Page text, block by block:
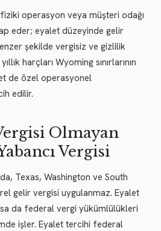
operasyon veya müşteri odağı
eder; eyalet düzeyinde gelir
şekilde vergisiz ve gizlilik
harçları Wyoming sınırlarının
de özel operasyonel
edilir.
Olmayan
Vergisi
Texas, Washington ve South
gelir vergisi uygulanmaz. Eyalet
da federal vergi yükümlülükleri
işler. Eyalet tercihi federal